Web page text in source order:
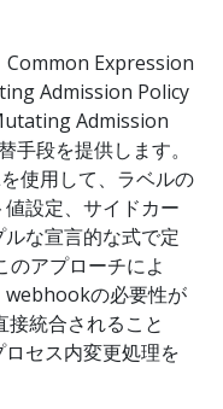
Common Expression
Admission Policy
Admission
段を提供します。
使用して、ラベルの
設定、サイドカー
な宣言的な式で定
のアプローチによ
webhookの必要性が
統合されること
セス内変更処理を